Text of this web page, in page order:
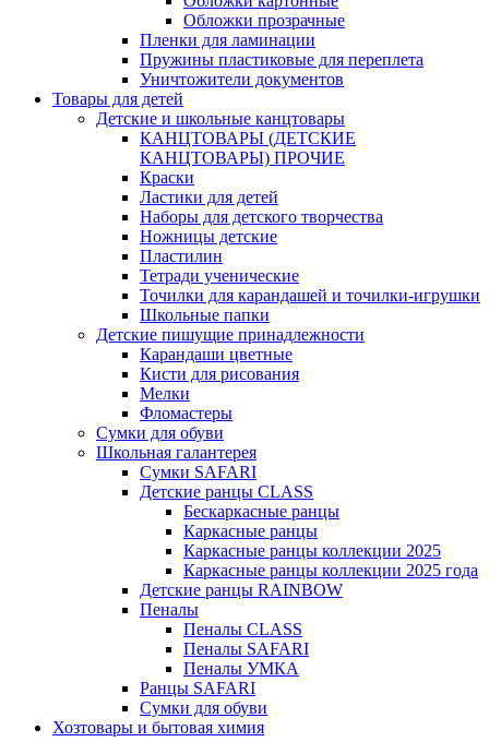
Обложки прозрачные
Пленки для ламинации
Пружины пластиковые для переплета
Уничтожители документов
Товары для детей
Детские и школьные канцтовары
КАНЦТОВАРЫ (ДЕТСКИЕ
КАНЦТОВАРЫ) ПРОЧИЕ
Краски
Ластики для детей
Наборы для детского творчества
Ножницы детские
Пластилин
Тетради ученические
Точилки для карандашей и точилки-игрушки
Школьные папки
Детские пишущие принадлежности
Карандаши цветные
Кисти для рисования
Мелки
Фломастеры
Сумки для обуви
Школьная галантерея
Cумки SAFARI
Детские ранцы CLASS
Беcкаркасные ранцы
Каркасные ранцы
Каркасные ранцы коллекции 2025
Каркасные ранцы коллекции 2025 года
Детские ранцы RAINBOW
Пеналы
Пеналы CLASS
Пеналы SAFARI
Пеналы УМКА
Ранцы SAFARI
Сумки для обуви
Хозтовары и бытовая химия